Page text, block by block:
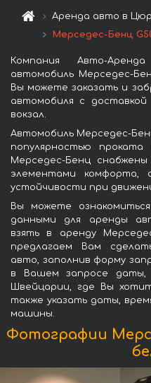
Аренда авто в
Мерседес-Бенц
Компания Авто-
автомобиль Мерседес-
Вы можете заказать и
автомобиля с
вокзал.
Автомобиль Мерседес-
популярностью
Мерседес-Бенц
элементами комфорта,
устойчивости при
Вы можете
данными для аренды
взять в аренду
предлагаем Вам
авто, заполнив форму
в Вашем запросе
Швейцарии, где Вы
также указать даты,
машины.
Фотографии